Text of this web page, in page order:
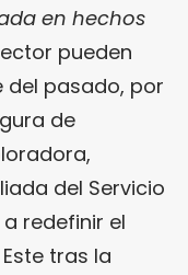
en hechos
pueden
del pasado, por
de
del Servicio
redefinir el
tras la